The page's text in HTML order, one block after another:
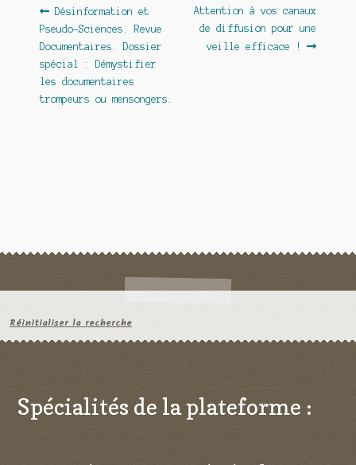
Navigation
de
l’article
Article
précédent :
Désinformation et
Pseudo-Sciences. Revue ​​​​​​​​​​
Documentaires. Dossier
spécial : Démystifier
les documentaires
trompeurs ou mensongers.
Article
suivant :
Attention à vos canaux
de diffusion pour une
veille efficace !
Réinitialiser la recherche
Spécialités de la plateforme :